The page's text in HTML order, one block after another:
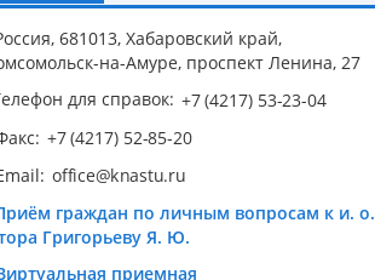
681013, Хабаровский край,
на-Амуре, проспект Ленина, 27
для справок:
граждан по личным вопросам к и. о.
Григорьеву Я. Ю.
приемная